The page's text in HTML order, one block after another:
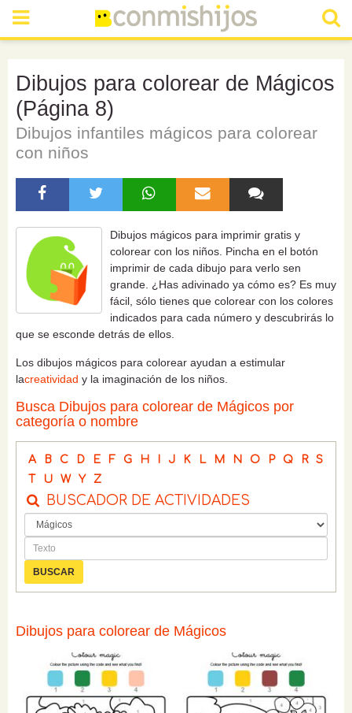
Dibujos para colorear de Mágicos
(Página 8)
Dibujos infantiles mágicos para colorear
con niños
Dibujos mágicos para imprimir gratis y
colorear con los niños. Pincha en el botón
imprimir de cada dibujo para verlo sen
grande. ¿Has adivinado ya cómo es? Es muy
fácil, sólo tienes que colorear con los colores
indicados para cada número y descubrirás lo
que se esconde detrás de ellos.
Los dibujos mágicos para colorear ayudan a estimular
lacreatividad y la imaginación de los niños.
Busca Dibujos para colorear de Mágicos por
categoría o nombre
A B C D E F G H I J K L M N O P Q R
S
T
U W Y Z
BUSCADOR DE ACTIVIDADES
Dibujos para colorear de Mágicos